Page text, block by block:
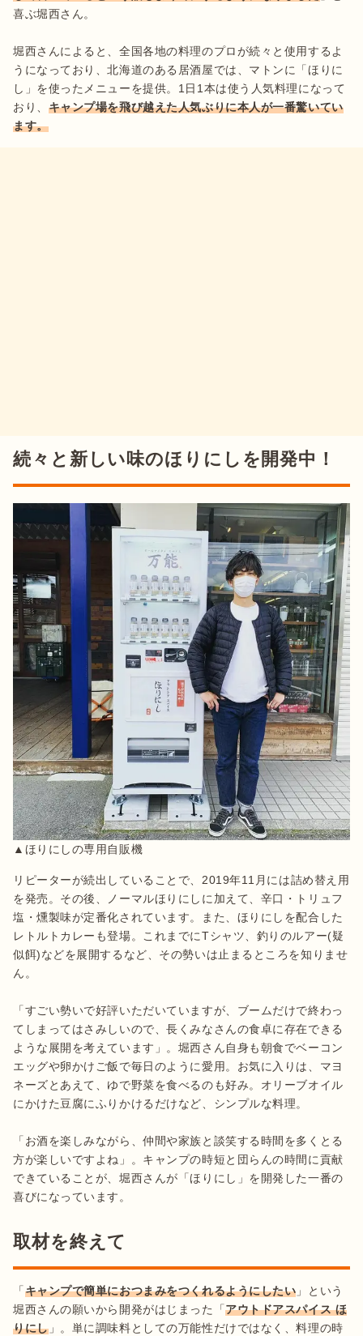
喜ぶ堀西さん。
堀西さんによると、全国各地の料理のプロが続々と使用するよ
うになっており、北海道のある居酒屋では、マトンに「ほりに
し」を使ったメニューを提供。1日1本は使う人気料理になって
おり、 キャンプ場を飛び越えた人気ぶりに本人が一番驚いてい
ます。
続々と新しい味のほりにしを開発中！
▲ほりにしの専用自販機
リピーターが続出していることで、2019年11月には詰め替え用
を発売。その後、ノーマルほりにしに加えて、辛口・トリュフ
塩・燻製味が定番化されています。また、ほりにしを配合した
レトルトカレーも登場。これまでにTシャツ、釣りのルアー(疑
似餌)などを展開するなど、その勢いは止まるところを知りませ
ん。
「すごい勢いで好評いただいていますが、ブームだけで終わっ
てしまってはさみしいので、長くみなさんの食卓に存在できる
ような展開を考えています」。堀西さん自身も朝食でベーコン
エッグや卵かけご飯で毎日のように愛用。お気に入りは、マヨ
ネーズとあえて、ゆで野菜を食べるのも好み。オリーブオイル
にかけた豆腐にふりかけるだけなど、シンプルな料理。
「お酒を楽しみながら、仲間や家族と談笑する時間を多くとる
方が楽しいですよね」。キャンプの時短と団らんの時間に貢献
できていることが、堀西さんが「ほりにし」を開発した一番の
取材を終えて
「キャンプで簡単におつまみをつくれるようにしたい 」という
堀西さんの願いから開発がはじまった「アウトドアスパイス ほ
りにし」。単に調味料としての万能性だけではなく、料理の時